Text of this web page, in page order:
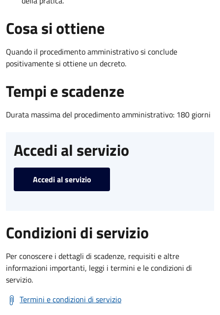
Cosa si ottiene
Quando il procedimento amministrativo si conclude
positivamente si ottiene un decreto.
Tempi e scadenze
Durata massima del procedimento amministrativo: 180 giorni
Accedi al servizio
Accedi al servizio
Condizioni di servizio
Per conoscere i dettagli di scadenze, requisiti e altre
informazioni importanti, leggi i termini e le condizioni di
servizio.
Termini e condizioni di servizio